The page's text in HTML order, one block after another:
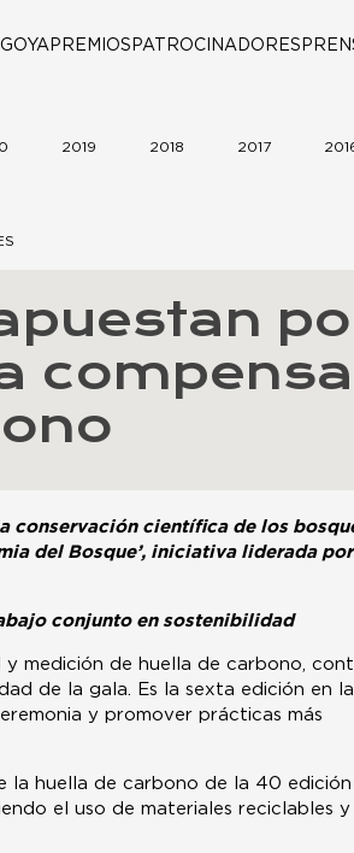
PREMIOS PATROCINADORES
2019 2018 2017
conservación científica de los
del Bosque’, iniciativa liderada
conjunto en sostenibilidad
medición de huella de carbono,
de la gala. Es la sexta edición en
y promover prácticas más
la huella de carbono de la 40
el uso de materiales reciclables y